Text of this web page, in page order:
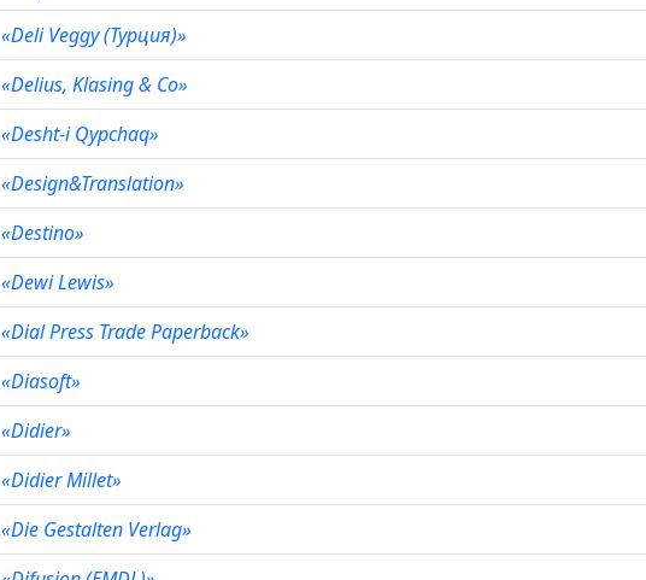
«Deli Veggy (Турция)»
«Delius, Klasing & Co»
«Desht-i Qypchaq»
«Design&Translation»
«Destino»
«Dewi Lewis»
«Dial Press Trade Paperback»
«Diasoft»
«Didier»
«Didier Millet»
«Die Gestalten Verlag»